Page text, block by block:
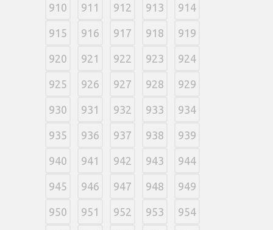
910 911 912 913 914
915 916 917 918 919
920 921 922 923 924
925 926 927 928 929
930 931 932 933 934
935 936 937 938 939
940 941 942 943 944
945 946 947 948 949
950 951 952 953 954